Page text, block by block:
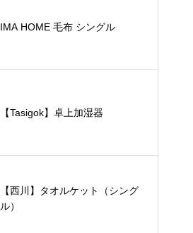
IMA HOME 毛布 シングル
【Tasigok】卓上加湿器
【西川】タオルケット（シング
ル）